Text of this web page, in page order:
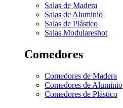
Salas de Madera
Salas de Aluminio
Salas de Plástico
Salas Modulareshot
Comedores
Comedores de Madera
Comedores de Aluminio
Comedores de Plástico